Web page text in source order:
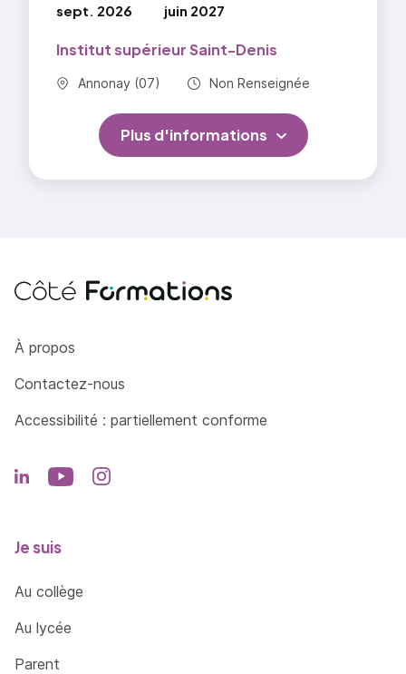
sept. 2026 juin 2027
Institut supérieur Saint-Denis
Commune :
Annonay (07) Durée totale :
Non Renseignée
Plus d'informations
Côté Formations
À propos
Contactez-nous
Accessibilité : partiellement conforme
Je suis
Au collège
Au lycée
Parent